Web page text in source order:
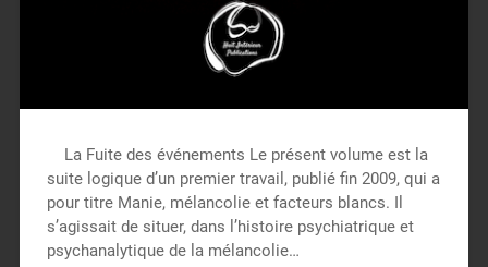
La Fuite des événements Le présent volume est la
suite logique d’un premier travail, publié fin 2009, qui a
pour titre Manie, mélancolie et facteurs blancs. Il
s’agissait de situer, dans l’histoire psychiatrique et
psychanalytique de la mélancolie…